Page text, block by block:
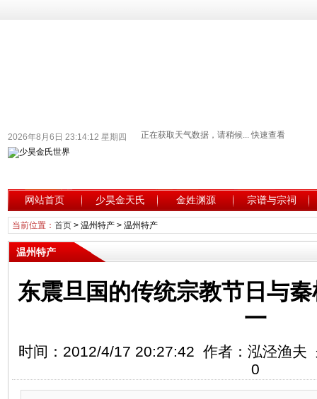
2026年8月6日 23:14:13 星期四
网站首页 少昊金天氏 金姓渊源 宗谱与宗祠
当前位置： 首页> 温州特产> 温州特产
温州特产
东震旦国的传统宗教节日与
一
时间：2012/4/17 20:27:42 作者：泓泾渔
0